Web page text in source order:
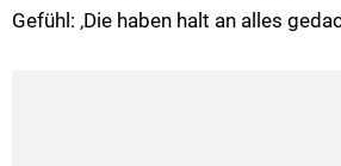
Gefühl: ‚Die haben halt an alles